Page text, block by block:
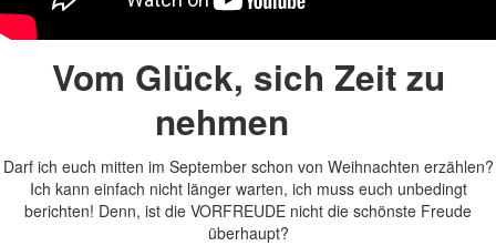
Vom Glück, sich Zeit zu
nehmen
Darf ich euch mitten im September schon von Weihnachten erzählen?
Ich kann einfach nicht länger warten, ich muss euch unbedingt
berichten! Denn, ist die VORFREUDE nicht die schönste Freude
überhaupt?